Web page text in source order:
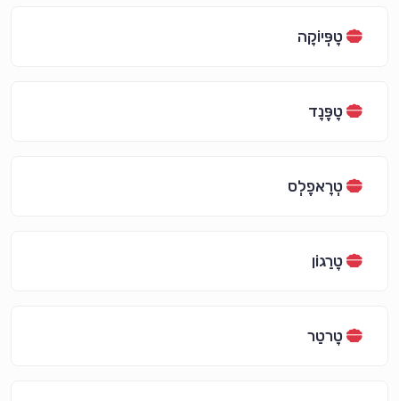
טָפְּיוֹקָה
טָפֶּנָד
טְרָאפֶלְס
טָרַגוֹן
טָרטַר